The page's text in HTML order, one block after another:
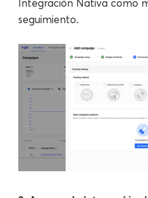
Integración Nativa como
seguimiento.